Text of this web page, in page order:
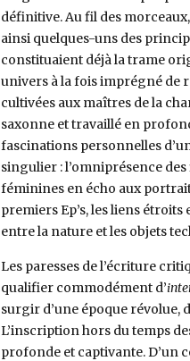
définitive. Au fil des
ainsi quelques-uns des
constituaient déjà la trame
univers à la fois imprégné de
cultivées aux maîtres de la
saxonne et travaillé en
fascinations personnelles
singulier : l’omniprésence
féminines en écho aux
premiers Ep’s, les liens étroits
entre la nature et les objets
Les paresses de l’écriture
qualifier commodément d’
surgir d’une époque révolue,
L’inscription hors du temps
profonde et captivante. D’un